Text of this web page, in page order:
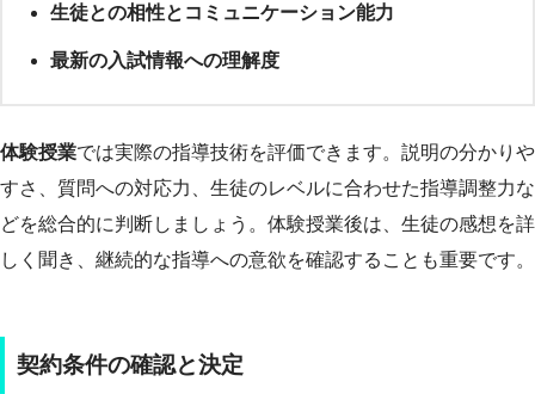
生徒との相性とコミュニケーション能力
最新の入試情報への理解度
体験授業では実際の指導技術を評価できます。説明の分かりや
すさ、質問への対応力、生徒のレベルに合わせた指導調整力な
どを総合的に判断しましょう。体験授業後は、生徒の感想を詳
しく聞き、継続的な指導への意欲を確認することも重要です。
契約条件の確認と決定